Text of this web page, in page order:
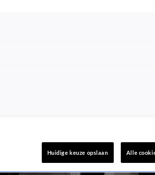
Huidige keuze opslaan Alle